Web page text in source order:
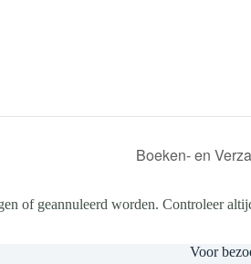
Boeken- en
of geannuleerd worden. Controleer
Voor